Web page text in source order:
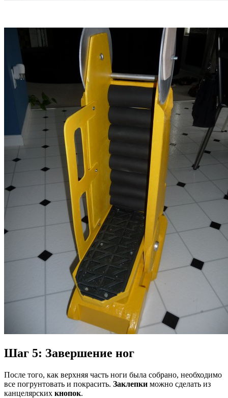
Шаг 5: Завершение ног
После того, как верхняя часть ноги была собрано, необходимо
все погрунтовать и покрасить. Заклепки можно сделать из
канцелярских кнопок.